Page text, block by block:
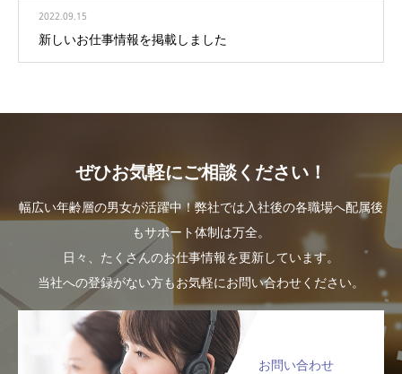
2022.09.15
新しいお仕事情報を掲載しました
ぜひお気軽にご相談ください！
幅広い年齢層の男女が活躍中！弊社では入社後の各職場へ配属後
もサポート体制は万全。
日々、たくさんのお仕事情報を更新しています。
当社への登録がない方もお気軽にお問い合わせください。
お問い合わせ